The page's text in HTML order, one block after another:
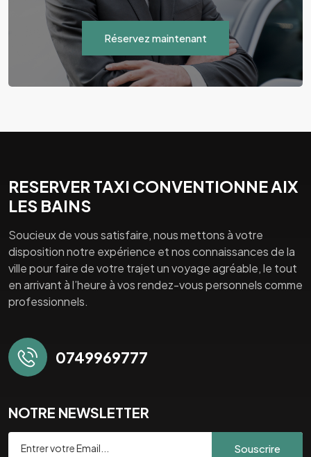
Réservez maintenant
RESERVER TAXI CONVENTIONNE AIX
LES BAINS
Soucieux de vous satisfaire, nous mettons à votre
disposition notre expérience et nos connaissances de la
ville pour faire de votre trajet un voyage agréable, le tout
en arrivant à l’heure à vos rendez-vous personnels comme
professionnels.
0749969777
NOTRE NEWSLETTER
Souscrire